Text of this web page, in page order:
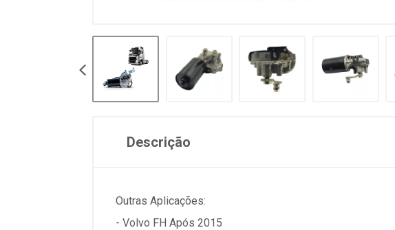
Descrição
Outras Aplicações:
- Volvo FH Após 2015